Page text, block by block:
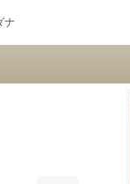
ナ